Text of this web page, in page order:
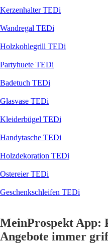
Kerzenhalter TEDi
Wandregal TEDi
Holzkohlegrill TEDi
Partyhuete TEDi
Badetuch TEDi
Glasvase TEDi
Kleiderbügel TEDi
Handytasche TEDi
Holzdekoration TEDi
Ostereier TEDi
Geschenkschleifen TEDi
MeinProspekt App:
Angebote immer